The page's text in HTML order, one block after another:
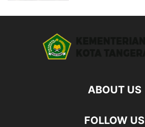
ABOUT US
FOLLOW US